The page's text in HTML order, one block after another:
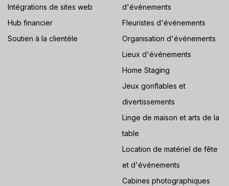
Intégrations de sites web
Hub financier
Soutien à la clientèle
d'événements
Fleuristes d'événements
Organisation d'événements
Lieux d'événements
Home Staging
Jeux gonflables et
divertissements
Linge de maison et arts de la
table
Location de matériel de fête
et d'événements
Cabines photographiques